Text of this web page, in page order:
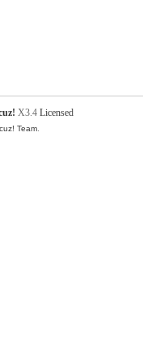
X3.4 Licensed
Team